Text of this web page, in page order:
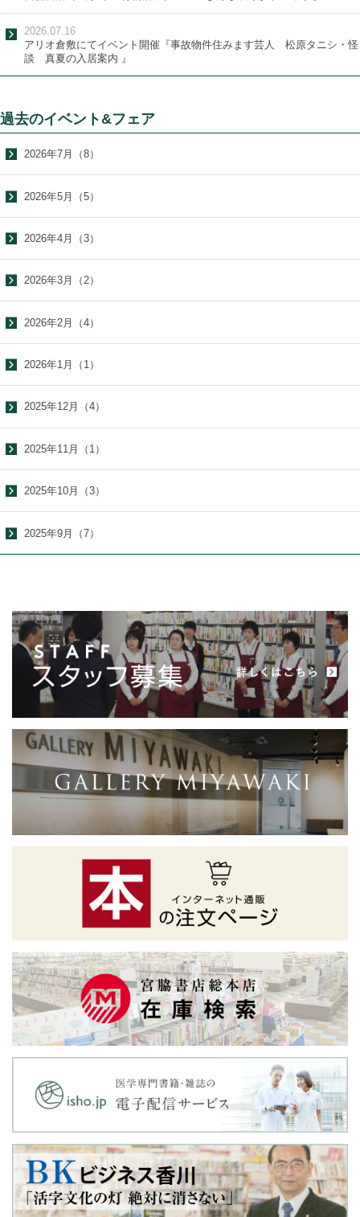
2026.07.16
アリオ倉敷にてイベント開催『事故物件住みます芸人 松原タニシ・怪
談 真夏の入居案内 』
過去のイベント&フェア
2026年7月（8）
2026年5月（5）
2026年4月（3）
2026年3月（2）
2026年2月（4）
2026年1月（1）
2025年12月（4）
2025年11月（1）
2025年10月（3）
2025年9月（7）